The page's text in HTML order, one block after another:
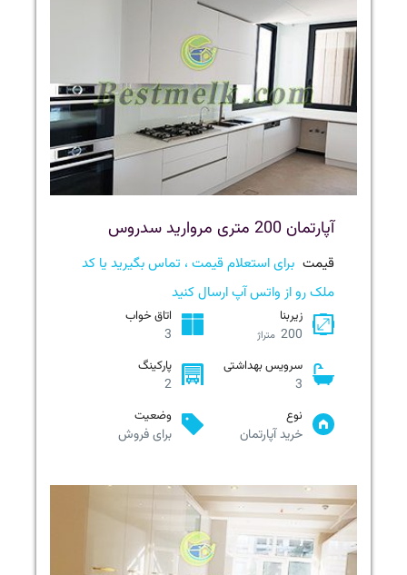
آپارتمان 200 متری مروارید سدروس
قیمت برای استعلام قیمت ، تماس بگیرید یا کد
ملک رو از واتس آپ ارسال کنید
زیربنا
200 متراژ
اتاق خواب
3
سرویس بهداشتی
3
پارکینگ
2
نوع
خرید آپارتمان
وضعیت
برای فروش